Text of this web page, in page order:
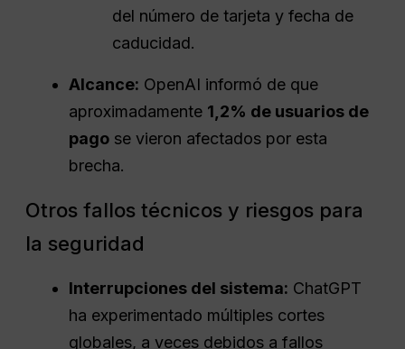
del número de tarjeta y fecha de
caducidad.
Alcance: OpenAI informó de que
aproximadamente 1,2% de usuarios de
pago se vieron afectados por esta
brecha.
Otros fallos técnicos y riesgos para
la seguridad
Interrupciones del sistema: ChatGPT
ha experimentado múltiples cortes
globales, a veces debidos a fallos